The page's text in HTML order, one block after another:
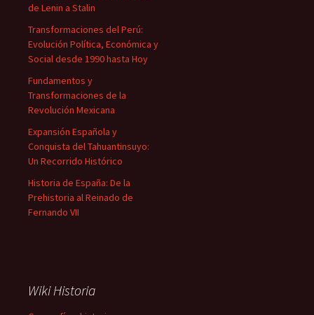
de Lenin a Stalin
Transformaciones del Perú:
Evolución Política, Económica y
Social desde 1990 hasta Hoy
Fundamentos y
Transformaciones de la
Revolución Mexicana
Expansión Española y
Conquista del Tahuantinsuyo:
Un Recorrido Histórico
Historia de España: De la
Prehistoria al Reinado de
Fernando VII
Wiki Historia